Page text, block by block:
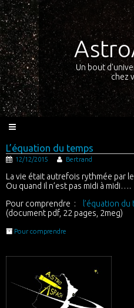
Un bout
chez
L’équation du temps
12/12/2015 Bertrand
La vie était autrefois rythmée par
Ou quand il n’est pas midi à midi….
Pour comprendre :
l’équation du
(document pdf, 22 pages, 2meg)
Pour comprendre